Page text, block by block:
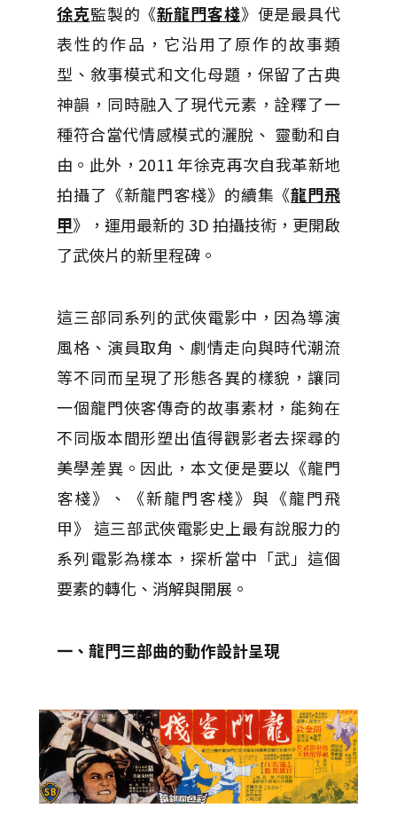
徐克監製的《新龍門客棧》便是最具代
表性的作品，它沿用了原作的故事類
型、敘事模式和文化母題，保留了古典
神韻，同時融入了現代元素，詮釋了一
種符合當代情感模式的灑脫、 靈動和自
由。此外，2011 年徐克再次自我革新地
拍攝了《新龍門客棧》的續集《龍門飛
甲》，運用最新的 3D 拍攝技術，更開啟
了武俠片的新里程碑。
這三部同系列的武俠電影中，因為導演
風格、演員取角、劇情走向與時代潮流
等不同而呈現了形態各異的樣貌，讓同
一個龍門俠客傳奇的故事素材，能夠在
不同版本間形塑出值得觀影者去探尋的
美學差異。因此，本文便是要以《龍門
客棧》、《新龍門客棧》與《龍門飛
甲》 這三部武俠電影史上最有說服力的
系列電影為樣本，探析當中「武」這個
要素的轉化、消解與開展。
一、龍門三部曲的動作設計呈現